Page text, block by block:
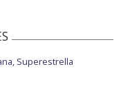
Superestrella